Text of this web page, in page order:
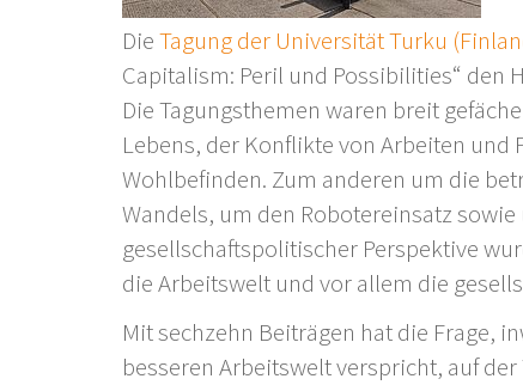
DieTagung der Universität Turku
Capitalism: Peril und Possibilities“ den
Die Tagungsthemen waren breit
Lebens, der Konflikte von Arbeiten
Wohlbefinden. Zum anderen um die
Wandels, um den Robotereinsatz
gesellschaftspolitischer Perspektive
die Arbeitswelt und vor allem die
Mit sechzehn Beiträgen hat die Frage,
besseren Arbeitswelt verspricht, auf